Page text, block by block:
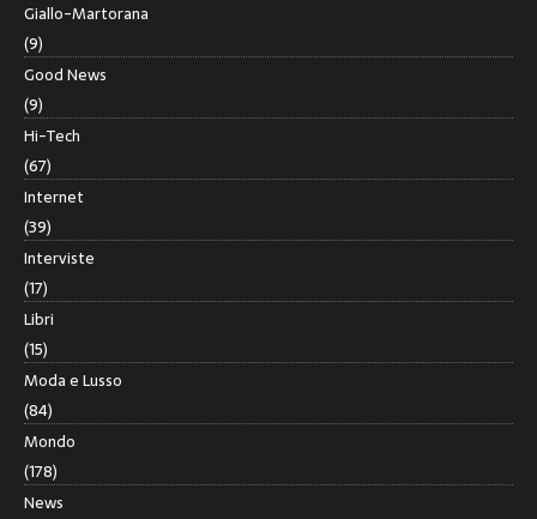
Giallo-Martorana
(9)
Good News
(9)
Hi-Tech
(67)
Internet
(39)
Interviste
(17)
Libri
(15)
Moda e Lusso
(84)
Mondo
(178)
News